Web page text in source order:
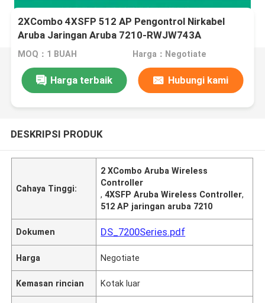
2XCombo 4XSFP 512 AP Pengontrol Nirkabel
Aruba Jaringan Aruba 7210-RWJW743A
MOQ：1 BUAH Harga：Negotiate
Harga terbaik Hubungi kami
DESKRIPSI PRODUK
Cahaya Tinggi:
2 XCombo Aruba Wireless
Controller
,4XSFP Aruba Wireless Controller,
512 AP jaringan aruba 7210
Dokumen DS_7200Series.pdf
Harga Negotiate
Kemasan rincian Kotak luar